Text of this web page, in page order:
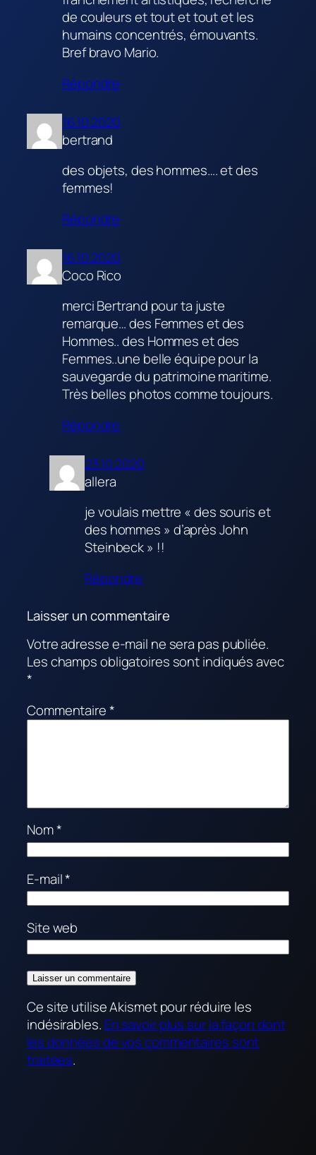
de couleurs et tout et tout et les
humains concentrés, émouvants.
Bref bravo Mario.
Répondre
16.10.2020
bertrand
des objets, des hommes…. et des
femmes!
Répondre
16.10.2020
Coco Rico
merci Bertrand pour ta juste
remarque… des Femmes et des
Hommes.. des Hommes et des
Femmes..une belle équipe pour la
sauvegarde du patrimoine maritime.
Très belles photos comme toujours.
Répondre
23.10.2020
allera
je voulais mettre « des souris et
des hommes » d’après John
Steinbeck » !!
Répondre
Laisser un commentaire
Votre adresse e-mail ne sera pas publiée.
Les champs obligatoires sont indiqués avec
*
Commentaire*
Nom*
E-mail*
Site web
Ce site utilise Akismet pour réduire les
indésirables. En savoir plus sur la façon dont
les données de vos commentaires sont
traitées.